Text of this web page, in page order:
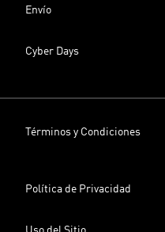
Envío
Cyber Days
Términos y Condiciones
Política de Privacidad